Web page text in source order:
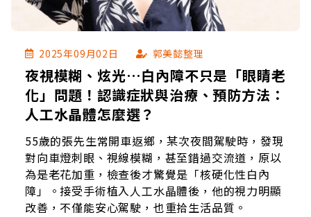
2025年09月02日 郭美懿整理
夜視模糊、炫光…白內障不只是「眼睛老
化」問題！認識症狀與治療、預防方法：
人工水晶體怎麼選？
55歲的張先生常開車返鄉，某次夜間駕駛時，發現
對向車燈刺眼、視線模糊，甚至錯過交流道，原以
為是老花加重，檢查後才驚覺是「核硬化性白內
障」。接受手術植入人工水晶體後，他的視力明顯
改善，不僅能安心駕駛，也重拾生活品質。